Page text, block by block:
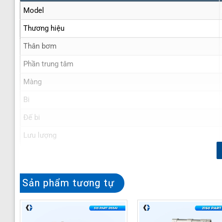
Model
Thương hiệu
Thân bơm
Phần trung tâm
Màng
Bi
Đế bi
Lưu lượng
Áp suất tối đa
Hạt rắn qua bơm
Sản phẩm tương tự